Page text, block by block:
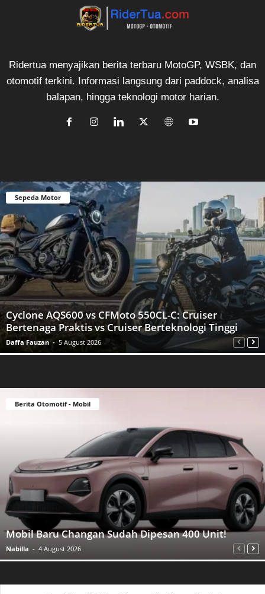
Ridertua menyajikan berita terbaru MotoGP, WSBK, dan
otomotif terkini. Informasi langsung dari paddock, analisa
balapan, hingga teknologi motor harian.
Sepeda Motor
Cyclone AQS600 vs CFMoto 550CL-C: Cruiser
Bertenaga Praktis vs Cruiser Berteknologi Tinggi
Daffa Fauzan - 5 August 2026
Berita Otomotif - Mobil
Mobil Baru Changan Sudah Dipesan 400 Unit!
Nabilla - 4 August 2026